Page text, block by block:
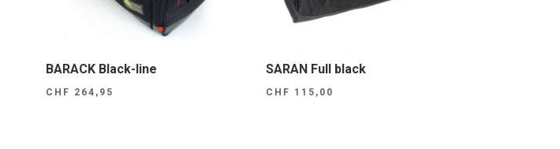
BARACK Black-line
CHF 264,95
SARAN Full black
CHF 115,00